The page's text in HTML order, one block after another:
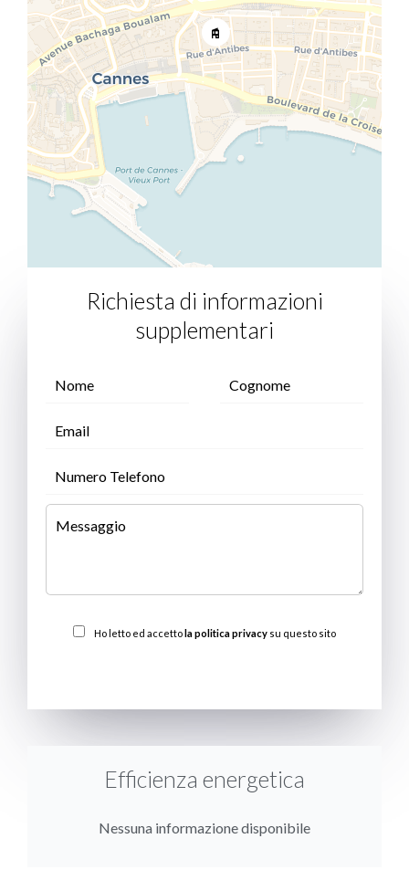
Richiesta di informazioni
supplementari
Ho letto ed accettola politica privacy su questo sito
Efficienza energetica
Nessuna informazione disponibile